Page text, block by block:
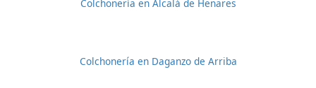
Colchonería en Alcalá de Henares
Colchonería en Daganzo de Arriba